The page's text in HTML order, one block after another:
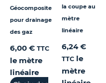
Géocomposite
pour drainage
des gaz
6,00€ TTC
le mètre
linéaire
la coupe au
mètre
linéaire
6,24€
TTC le
mètre